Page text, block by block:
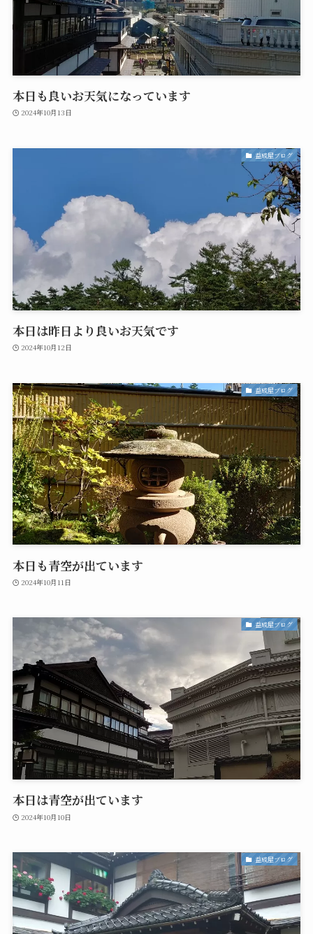
本日も良いお天気になっています
2024年10月13日
益成屋ブログ
本日は昨日より良いお天気です
2024年10月12日
益成屋ブログ
本日も青空が出ています
2024年10月11日
益成屋ブログ
本日は青空が出ています
2024年10月10日
益成屋ブログ